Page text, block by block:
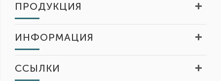
ПРОДУКЦИЯ
ИНФОРМАЦИЯ
ССЫЛКИ